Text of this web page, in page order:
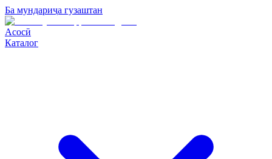
Ба мундариҷа гузаштан
Асосӣ
Каталог